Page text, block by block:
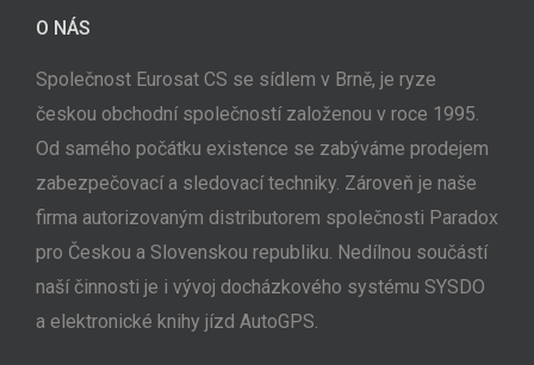
O NÁS
Společnost Eurosat CS se sídlem v Brně, je ryze
českou obchodní společností založenou v roce 1995.
Od samého počátku existence se zabýváme prodejem
zabezpečovací a sledovací techniky. Zároveň je naše
firma autorizovaným distributorem společnosti Paradox
pro Českou a Slovenskou republiku. Nedílnou součástí
naší činnosti je i vývoj docházkového systému SYSDO
a elektronické knihy jízd AutoGPS.